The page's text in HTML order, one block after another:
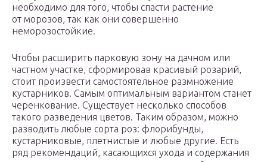
необходимо для того, чтобы спасти растение
от морозов, так как они совершенно
неморозостойкие.
Чтобы расширить парковую зону на дачном или
частном участке, сформировав красивый розарий,
стоит произвести самостоятельное размножение
кустарников. Самым оптимальным вариантом станет
черенкование. Существует несколько способов
такого разведения цветов. Таким образом, можно
разводить любые сорта роз: флорибунды,
кустарниковые, плетнистые и любые другие. Есть
ряд рекомендаций, касающихся ухода и содержания